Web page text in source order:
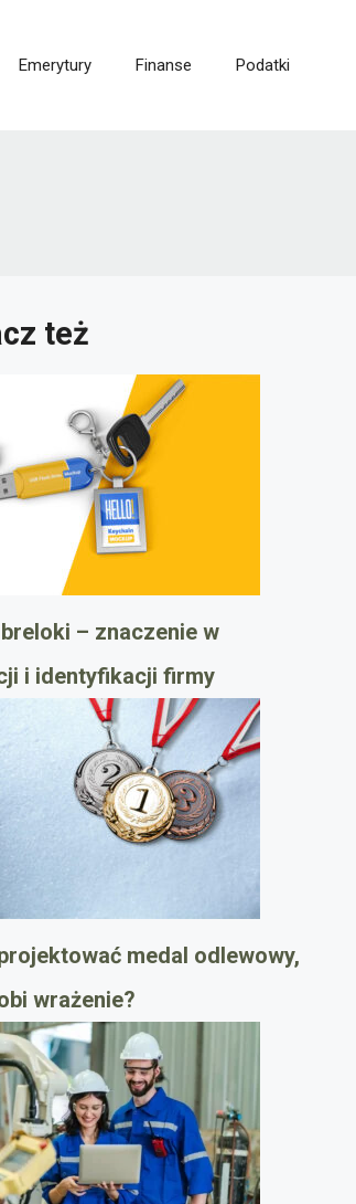
Emerytury Finanse Podatki
też
– znaczenie w
i identyfikacji firmy
medal odlewowy,
wrażenie?